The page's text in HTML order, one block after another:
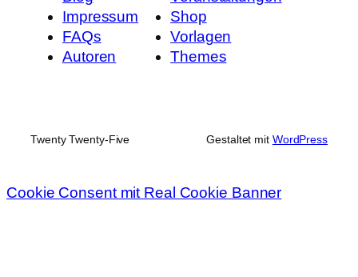
Impressum
FAQs
Autoren
Shop
Vorlagen
Themes
Twenty Twenty-Five Gestaltet mit WordPress
Cookie Consent mit Real Cookie Banner